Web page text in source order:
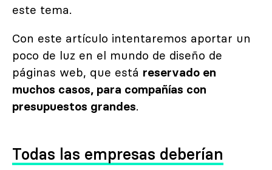
este tema.
Con este artículo intentaremos aportar un
poco de luz en el mundo de diseño de
páginas web, que está reservado en
muchos casos, para compañías con
presupuestos grandes.
Todas las empresas deberían